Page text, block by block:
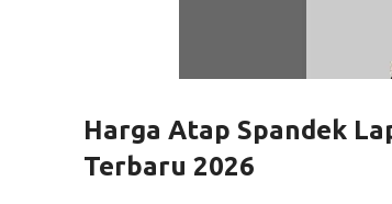
Harga Atap Spandek
Terbaru 2026